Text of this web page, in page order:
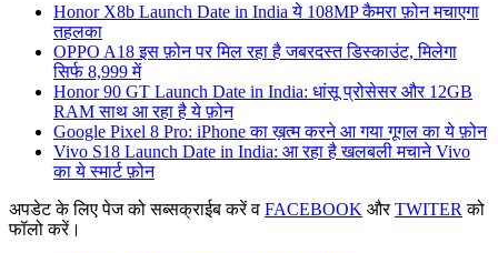
Honor X8b Launch Date in India ये 108MP कैमरा फ़ोन मचाएगा
तहलका
OPPO A18 इस फ़ोन पर मिल रहा है जबरदस्त डिस्काउंट, मिलेगा
सिर्फ 8,999 में
Honor 90 GT Launch Date in India: धांसू प्रोसेसर और 12GB
RAM साथ आ रहा है ये फ़ोन
Google Pixel 8 Pro: iPhone का ख़त्म करने आ गया गूगल का ये फ़ोन
Vivo S18 Launch Date in India: आ रहा है खलबली मचाने Vivo
का ये स्मार्ट फ़ोन
अपडेट के लिए पेज को सब्सक्राईब करें व FACEBOOK औरTWITER को
फॉलो करें।